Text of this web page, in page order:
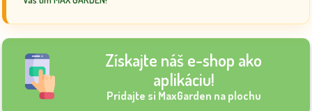
Získajte náš e-shop ako
aplikáciu!
Pridajte si MaxGarden na plochu